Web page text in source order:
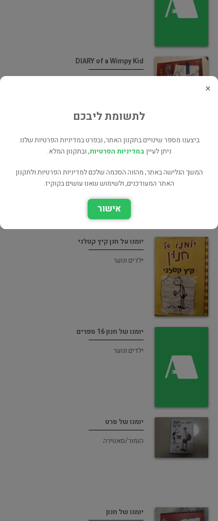
DIARY of a Wimpy Kid
Diary Of A Wimpy Kid
ילדים ונוער
יומנו על חנן קיץ קטלני
ילדים ונוער
יומנו של חנון 16 ספרים
ילדים ונוער
יומנו של סרט
הומור/סאטירה
יומנו של חנון
×
לתשומת ליבכם
ביצענו מספר שינויים בתקנון האתר, ובפרט במדיניות הפרטיות שלנו.
ניתן לעייןבמדיניות הפרטיות, ובתקנון המלא.
המשך הגלישה באתר, מהווה הסכמה שלכם למדיניות הפרטיות ולתקנון
האתר המעודכנים, ולשימוש שאנו עושים בקוקיז.
אישור